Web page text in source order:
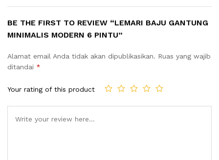
BE THE FIRST TO REVIEW “LEMARI BAJU GANTUNG
MINIMALIS MODERN 6 PINTU”
Alamat email Anda tidak akan dipublikasikan. Ruas yang wajib
ditandai *
Your rating of this product